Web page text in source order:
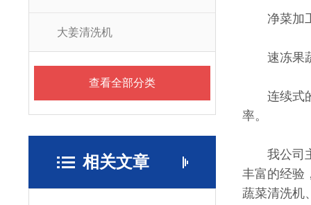
大姜清洗机
查看全部分类
相关文章
净菜加工
速冻果蔬
连续式的
率。
我公司主
丰富的经验
蔬菜清洗机